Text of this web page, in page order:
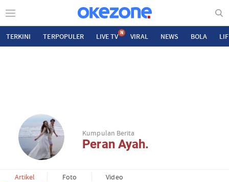
TERKINI TERPOPULER LIVE TV N VIRAL NEWS BOLA
Kumpulan Berita
Peran Ayah.
Artikel Foto Video